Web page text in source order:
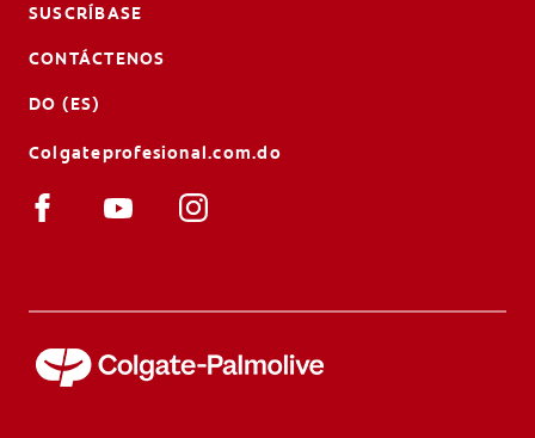
SUSCRÍBASE
CONTÁCTENOS
DO (ES)
Colgateprofesional.com.do